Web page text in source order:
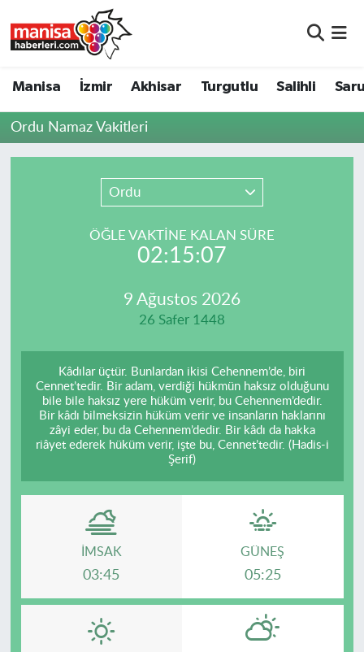
Manisa İzmir Akhisar Turgutlu Salihli
Ordu Namaz Vakitleri
Ordu
ÖĞLE VAKTİNE KALAN SÜRE
02:15:07
9 Ağustos 2026
26 Safer 1448
Kâdılar üçtür. Bunlardan ikisi Cehennem’de, biri
Cennet’tedir. Bir adam, verdiği hükmün haksız olduğunu
bile bile haksız yere hüküm verir, bu Cehennem’dedir.
Bir kâdı bilmeksizin hüküm verir ve insanların haklarını
zâyi eder, bu da Cehennem’dedir. Bir kâdı da hakka
riâyet ederek hüküm verir, işte bu, Cennet’tedir. (Hadis-i
Şerif)
İMSAK
03:45
GÜNEŞ
05:25
Akhisar
Resmi İlanlar
Manisa Nöbetçi Eczaneler
Manisa Namaz Vakitleri
Manisa Trafik Yoğunluk Haritası
Süper Lig Puan Durumu ve Fikstür
Son Dakika Haberleri
Haber Arşivi